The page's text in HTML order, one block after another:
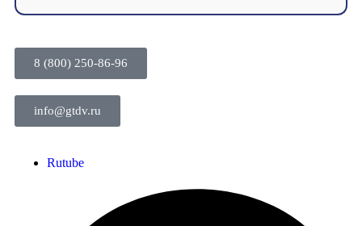
8 (800) 250-86-96
info@gtdv.ru
Rutube